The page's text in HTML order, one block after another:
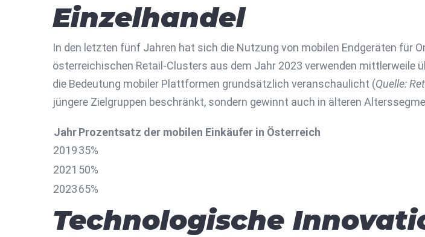
Einzelhandel
In den letzten fünf Jahren hat sich die Nutzung von mobilen Endgeräten für
österreichischen Retail-Clusters aus dem Jahr 2023 verwenden mittlerweile
die Bedeutung mobiler Plattformen grundsätzlich veranschaulicht (Quelle:
jüngere Zielgruppen beschränkt, sondern gewinnt auch in älteren
JahrProzentsatz der mobilen Einkäufer in Österreich
201935%
2021 50%
202365%
Technologische